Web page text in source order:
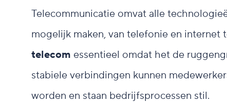
Telecommunicatie omvat alle
mogelijk maken, van telefonie en
telecom essentieel omdat het de
stabiele verbindingen kunnen
worden en staan bedrijfsprocessen stil.